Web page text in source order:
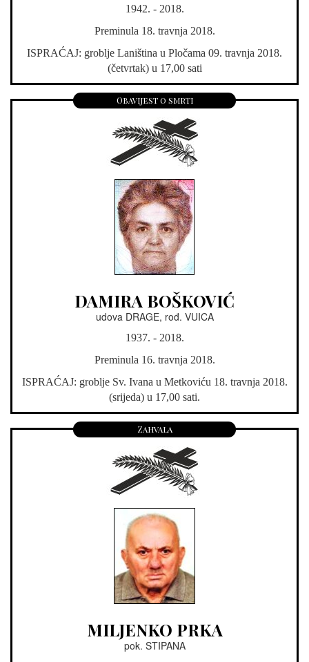
1942. - 2018.
Preminula 18. travnja 2018.
ISPRAĆAJ: groblje Laniština u Pločama 09. travnja 2018.
(četvrtak) u 17,00 sati
Obavijest o smrti
DAMIRA BOŠKOVIĆ
udova DRAGE, rođ. VUICA
1937. - 2018.
Preminula 16. travnja 2018.
ISPRAĆAJ: groblje Sv. Ivana u Metkoviću 18. travnja 2018.
(srijeda) u 17,00 sati.
Zahvala
MILJENKO PRKA
pok. STIPANA